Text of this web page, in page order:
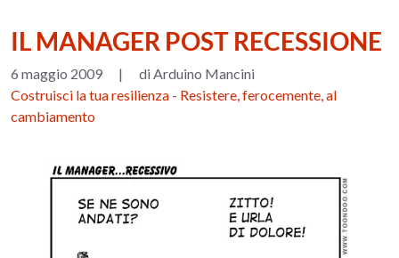
IL MANAGER POST RECESSIONE
6 maggio 2009 |
di Arduino Mancini
Costruisci la tua resilienza - Resistere, ferocemente, al
cambiamento